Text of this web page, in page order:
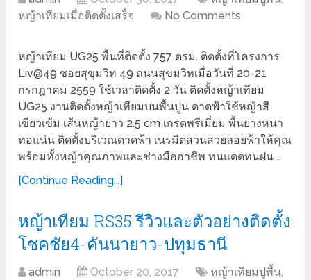
หญ้าเทียมเมื่อติดตั้งเสร็จ
No Comments
หญ้าเทียม UG25 พื้นที่ติดตั้ง 757 ตรม. ติดตั้งที่โครงการ
Liv@49 ซอยสุขุมวิท 49 ถนนสุขมวิทเมื่อวันที่ 20-21
กรกฎาคม 2559 ใช้เวลาติดตั้ง 2 วัน ติดตั้งหญ้าเทียม
UG25 งานติดตั้งหญ้าเทียมบนพื้นปูน ดาดฟ้าใช้หญ้าสี
เขียวเข้ม เส้นหญ้ายาว 2.5 cm เกรดพรีเมี่ยม พื้นยางหนา
ทอแน่น ติดตั้งบริเวณดาดฟ้า เนรมิตสวนสวยลอยฟ้าให้คุณ
พร้อมทั้งหญ้าคุณภาพและช่างมืออาชีพ ทนแดดทนฝน …
[Continue Reading...]
หญ้าเทียม RS35 รีวิวและตัวอย่างติดตั้ง
โชคชัย4-คันนายาว-ปทุมธานี
admin October 20, 2017 หญ้าเทียมปูพื้น,